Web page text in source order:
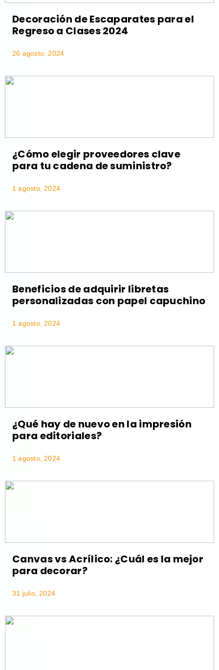
Decoración de Escaparates para el
Regreso a Clases 2024
26 agosto, 2024
¿Cómo elegir proveedores clave
para tu cadena de suministro?
1 agosto, 2024
Beneficios de adquirir libretas
personalizadas con papel capuchino
1 agosto, 2024
¿Qué hay de nuevo en la impresión
para editoriales?
1 agosto, 2024
Canvas vs Acrílico: ¿Cuál es la mejor
para decorar?
31 julio, 2024